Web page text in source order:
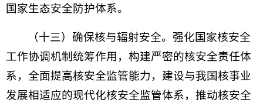
国家生态安全防护体系。
（十三）确保核与辐射安全。强化国家核安全
工作协调机制统筹作用，构建严密的核安全责任体
系，全面提高核安全监管能力，建设与我国核事业
发展相适应的现代化核安全监管体系，推动核安全